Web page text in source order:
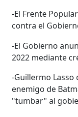
-El Frente
contra el
-El Gobierno
2022 mediante
-Guillermo Lasso
enemigo de
"tumbar" al